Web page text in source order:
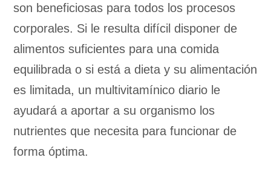
son beneficiosas para todos los procesos
corporales. Si le resulta difícil disponer de
alimentos suficientes para una comida
equilibrada o si está a dieta y su alimentación
es limitada, un multivitamínico diario le
ayudará a aportar a su organismo los
nutrientes que necesita para funcionar de
forma óptima.